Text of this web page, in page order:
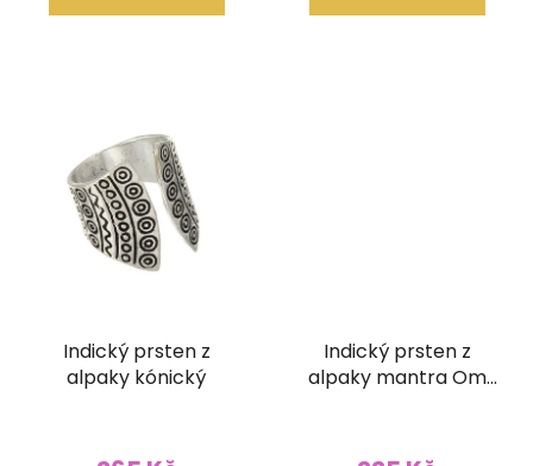
Indický prsten z
alpaky kónický
Indický prsten z
alpaky mantra Om